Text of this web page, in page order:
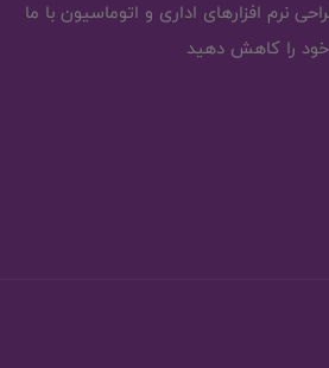
نرم افزارهای اداری و اتوماسیون با ما
را کاهش دهید